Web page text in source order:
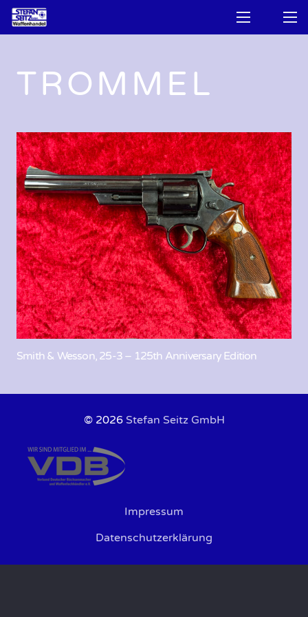
TROMMEL
Smith & Wesson, 25-3 – 125th Anniversary Edition
© 2026 Stefan Seitz GmbH
Impressum
Datenschutzerklärung